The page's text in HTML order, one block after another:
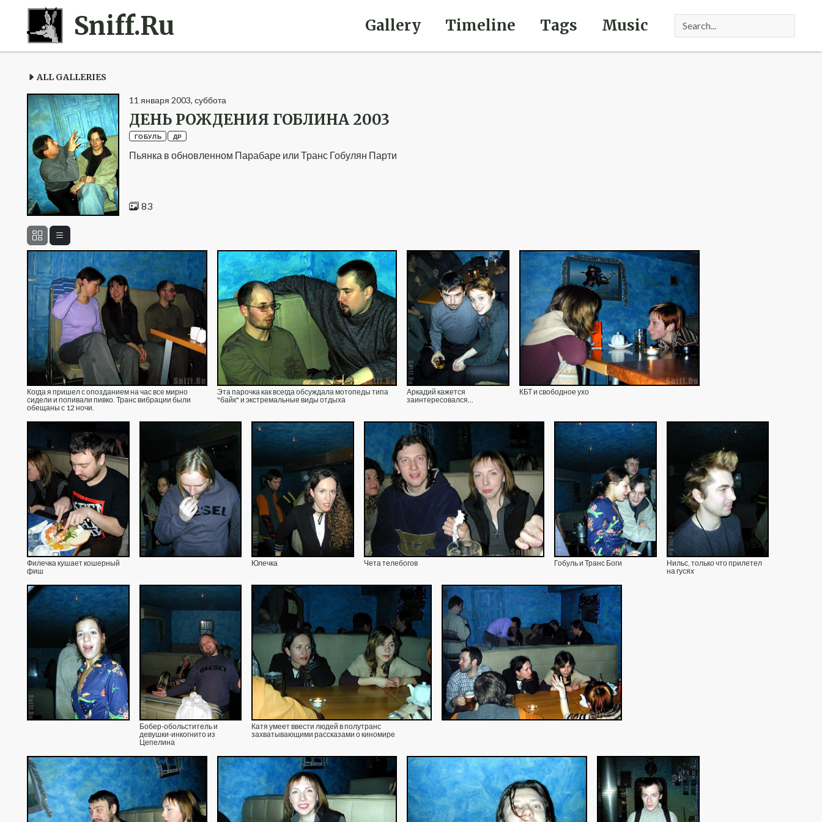
Sniff.Ru Gallery Timeline Tags Music
ALL GALLERIES
11 января 2003, суббота
ДЕНЬ РОЖДЕНИЯ ГОБЛИНА 2003
ГОБУЛЬ ДР
Пьянка в обновленном Парабаре или Транс Гобулян Парти
83
Когда я пришел с опозданием на час все мирно
сидели и попивали пивко. Транс вибрации были
обещаны с 12 ночи.
Эта парочка как всегда обсуждала мотопеды типа
"байк" и экстремальные виды отдыха
Аркадий кажется
заинтересовался...
КБТ и свободное ухо
Филечка кушает кошерный
фиш
Юлечка Чета телебогов Гобуль и Транс Боги
Нильс, только что прилетел
на гусях
Бобер-обольститель и
девушки-инкогнито из
Цепелина
Катя умеет ввести людей в полутранс
захватывающими рассказами о киномире